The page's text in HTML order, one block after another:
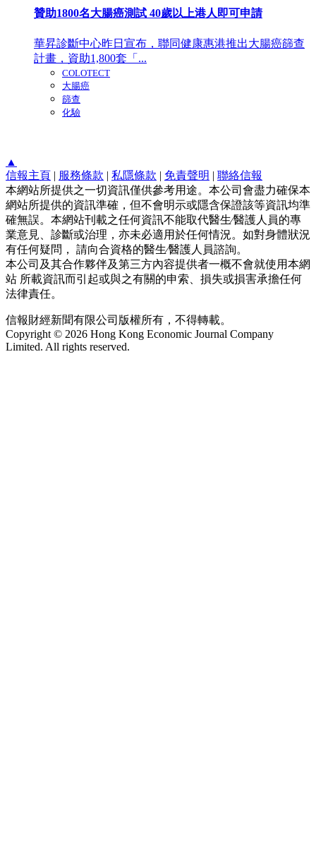
贊助1800名大腸癌測試 40歲以上港人即可申請
華昇診斷中心昨日宣布，聯同健康惠港推出大腸癌篩查
計畫，資助1,800套「...
COLOTECT
大腸癌
篩查
化驗
▲
信報主頁 | 服務條款 | 私隱條款 | 免責聲明 | 聯絡信報
本網站所提供之一切資訊僅供參考用途。本公司會盡力確保本
網站所提供的資訊準確，但不會明示或隱含保證該等資訊均準
確無誤。本網站刊載之任何資訊不能取代醫生∕醫護人員的專
業意見、診斷或治理，亦未必適用於任何情況。如對身體狀況
有任何疑問， 請向合資格的醫生∕醫護人員諮詢。
本公司及其合作夥伴及第三方內容提供者一概不會就使用本網
站 所載資訊而引起或與之有關的申索、損失或損害承擔任何
法律責任。
信報財經新聞有限公司版權所有，不得轉載。
Copyright © 2026 Hong Kong Economic Journal Company
Limited. All rights reserved.